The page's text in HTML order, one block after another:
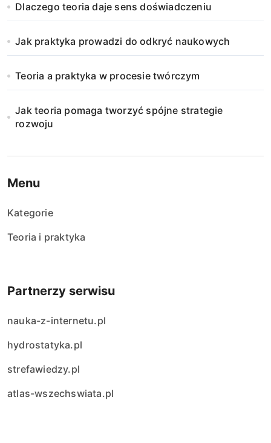
Dlaczego teoria daje sens doświadczeniu
Jak praktyka prowadzi do odkryć naukowych
Teoria a praktyka w procesie twórczym
Jak teoria pomaga tworzyć spójne strategie
rozwoju
Menu
Kategorie
Teoria i praktyka
Partnerzy serwisu
nauka-z-internetu.pl
hydrostatyka.pl
strefawiedzy.pl
atlas-wszechswiata.pl